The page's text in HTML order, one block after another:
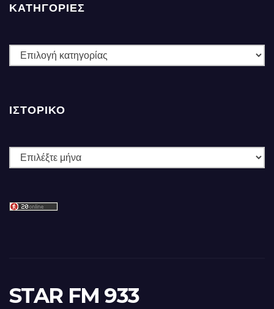
ΚΑΤΗΓΟΡΙΕΣ
ΚΑΤΗΓΟΡΙΕΣ
ΙΣΤΟΡΙΚΌ
Ιστορικό
STAR FM 933